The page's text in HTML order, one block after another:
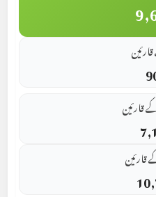
قارئین
قارئین